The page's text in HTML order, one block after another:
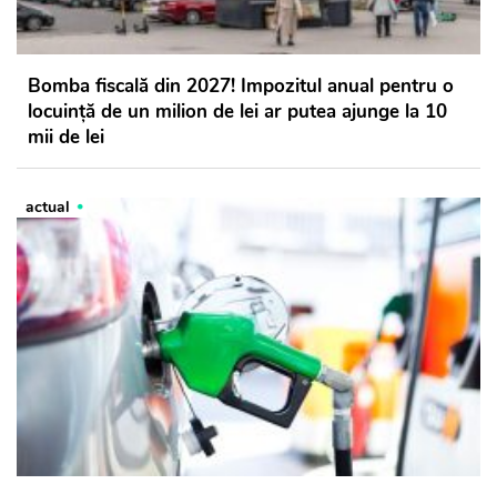
Bomba fiscală din 2027! Impozitul anual pentru o
locuință de un milion de lei ar putea ajunge la 10
mii de lei
actual